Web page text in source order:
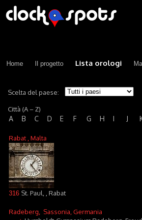
Home Il progetto Lista orologi
Scelta del paese:
Città (A – Z)
A B C D E F G H I J
Rabat , Malta
316 St. Paul, , Rabat
Radeberg , Sassonia, Germania